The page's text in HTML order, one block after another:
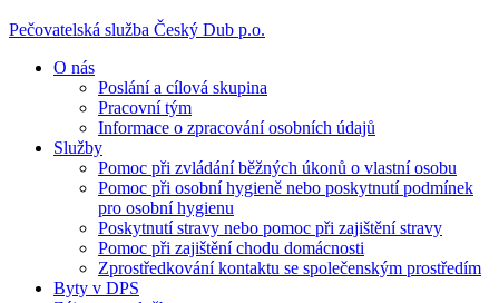
Pečovatelská služba Český Dub p.o.
O nás
Poslání a cílová skupina
Pracovní tým
Informace o zpracování osobních údajů
Služby
Pomoc při zvládání běžných úkonů o vlastní osobu
Pomoc při osobní hygieně nebo poskytnutí podmínek
pro osobní hygienu
Poskytnutí stravy nebo pomoc při zajištění stravy
Pomoc při zajištění chodu domácnosti
Zprostředkování kontaktu se společenským prostředím
Byty v DPS